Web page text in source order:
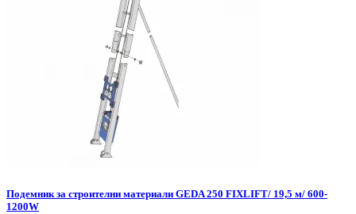
Подемник за строителни материали GEDA 250 FIXLIFT/ 19,5 м/ 600-
1200W